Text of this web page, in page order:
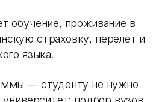
обучение, проживание в
страховку, перелет и
языка.
— студенту не нужно